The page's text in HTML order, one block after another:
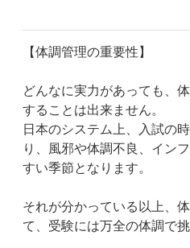
【体調管理の重要性】
どんなに実力があっても、
することは出来ません。
日本のシステム上、入試の
り、風邪や体調不良、イン
すい季節となります。
それが分かっている以上、
て、受験には万全の体調で